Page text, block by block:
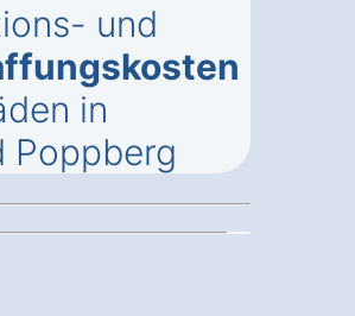
und
in
Poppberg